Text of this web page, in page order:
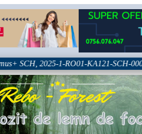
2025-1-RO01-KA121-SCH-